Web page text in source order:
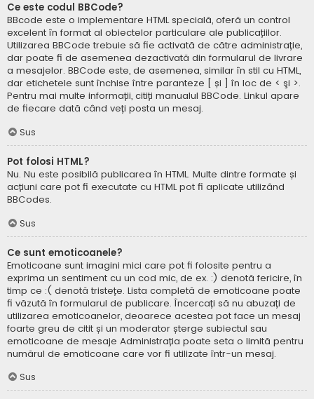
Ce este codul BBCode?
BBcode este o implementare HTML specială, oferă un control
excelent în format al obiectelor particulare ale publicațiilor.
Utilizarea BBCode trebuie să fie activată de către administrație,
dar poate fi de asemenea dezactivată din formularul de livrare
a mesajelor. BBCode este, de asemenea, similar în stil cu HTML,
dar etichetele sunt închise între paranteze [ și ] în loc de < şi >.
Pentru mai multe informații, citiți manualul BBCode. Linkul apare
de fiecare dată când veți posta un mesaj.
Sus
Pot folosi HTML?
Nu. Nu este posibilă publicarea în HTML. Multe dintre formate și
acțiuni care pot fi executate cu HTML pot fi aplicate utilizând
BBCodes.
Sus
Ce sunt emoticoanele?
Emoticoane sunt imagini mici care pot fi folosite pentru a
exprima un sentiment cu un cod mic, de ex. :) denotă fericire, în
timp ce :( denotă tristețe. Lista completă de emoticoane poate
fi văzută în formularul de publicare. Încercați să nu abuzați de
utilizarea emoticoanelor, deoarece acestea pot face un mesaj
foarte greu de citit și un moderator șterge subiectul sau
emoticoane de mesaje Administrația poate seta o limită pentru
numărul de emoticoane care vor fi utilizate într-un mesaj.
Sus